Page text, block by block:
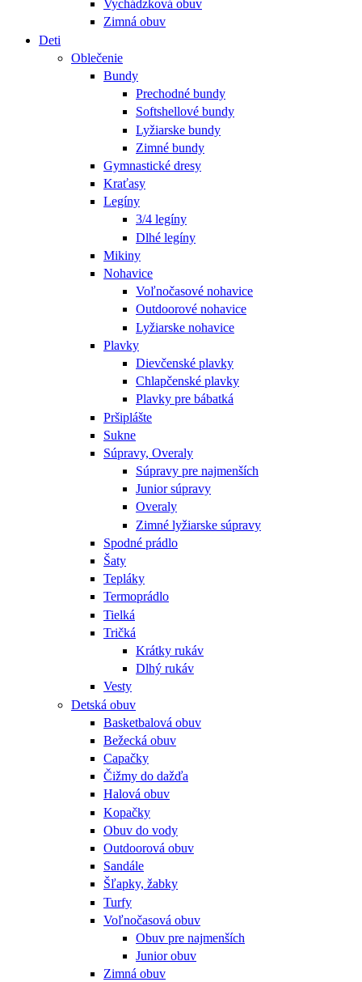
Vychádzková obuv
Zimná obuv
Deti
Oblečenie
Bundy
Prechodné bundy
Softshellové bundy
Lyžiarske bundy
Zimné bundy
Gymnastické dresy
Kraťasy
Legíny
3/4 legíny
Dlhé legíny
Mikiny
Nohavice
Voľnočasové nohavice
Outdoorové nohavice
Lyžiarske nohavice
Plavky
Dievčenské plavky
Chlapčenské plavky
Plavky pre bábatká
Pršiplášte
Sukne
Súpravy, Overaly
Súpravy pre najmenších
Junior súpravy
Overaly
Zimné lyžiarske súpravy
Spodné prádlo
Šaty
Tepláky
Termoprádlo
Tielká
Tričká
Krátky rukáv
Dlhý rukáv
Vesty
Detská obuv
Basketbalová obuv
Bežecká obuv
Capačky
Čižmy do dažďa
Halová obuv
Kopačky
Obuv do vody
Outdoorová obuv
Sandále
Šľapky, žabky
Turfy
Voľnočasová obuv
Obuv pre najmenších
Junior obuv
Zimná obuv